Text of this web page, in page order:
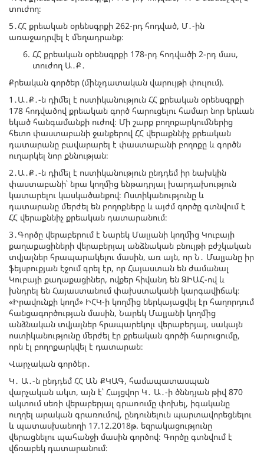
տուժող։
5․ՀՀ քրեական օրենսգրքի 262-րդ հոդված, Մ․-ին
առաջադրվել է մեղադրանք։
ՀՀ քրեական օրենսգրքի 178-րդ հոդվածի 2-րդ մաս,
տուժող Ա․Ք․
Քրեական գործեր (մինչդատական վարույթի փուլում).
1․Ա․Ք․-ն դիմել է ոստիկանություն ՀՀ քրեական օրենսգրքի
178 հոդվածով քրեական գործ հարուցելու համար նոր երևան
եկած հանգամանքի ուժով։ Մի շարք բողոքարկումներից
հետո փաստաբանի ջանքերով ՀՀ վերաքննիչ քրեական
դատարանը բավարարել է փաստաբանի բողոքը և գործն
ուղարկել նոր քննության։
2․Ա․Ք․-ն դիմել է ոստիկանություն ընդդեմ իր նախկին
փաստաբանի՝ նրա կողմից ենթադրյալ խարդախություն
կատարելու կասկածանքով։ Ոստիկանությունը և
դատարանը մերժել են բողոքները և այժմ գործը գտնվում է
ՀՀ վերաքննիչ քրեական դատարանում։
3․Գործը վերաբերում է Նարեկ Մալյանի կողմից Կուբայի
քաղաքացիների վերաբերյալ անձնական բնույթի բժշկական
տվյալներ հրապարակելու մասին, առ այն, որ Ն․ Մալյանը իր
ֆեյսբուքյան էջում գրել էր, որ Հայաստան են ժամանալ
Կուբայի քաղաքացիներ, ովքեր հիվանդ են ՁԻԱՀ-ով և
խնդրել են Հայաստանում փախստականի կարգավիճակ։
«Իրավունքի կողմ» ԻՀԿ-ի կողմից ներկայացվել էր հաղորդում
հանցագործության մասին, Նարեկ Մալյանի կողմից
անձնական տվյալներ հրապարեկոլւ վերաբերյալ, սակայն
ոստիկանությունը մերժել էր քրեական գործի հարուցումը,
որն էլ բողոքարկվել է դատարան։
Վարչական գործեր․
Կ․ Ա․-ն ընդդեմ ՀՀ ԱՆ ՔԿԱԳ, համապատասպան
վարչական ակտ, այն է՝ Հայցվոր Կ․ Ա․-ի ծննդյան թիվ 870
ակտում սեռի վերաբերյալ գրառումը փոխել, իգականը
ուղղել արական գրառումով, ընդունելուն պարտավորեցնելու
և պատասխանողի 17.12.2018թ. եզրակացությունը
վերացնելու պահանջի մասին գործով։ Գործը գտնվում է
վճռաբեկ դատարանում։